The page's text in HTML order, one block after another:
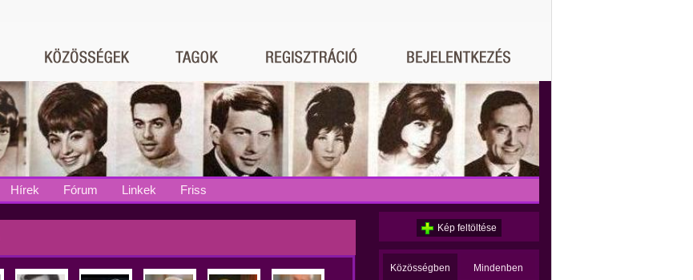
Hírek Fórum Linkek Friss
Kép feltöltése
Közösségben Mindenben